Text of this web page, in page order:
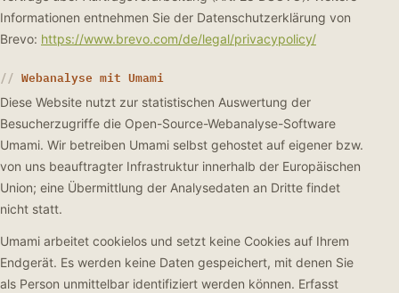
Informationen entnehmen Sie der Datenschutzerklärung von
Brevo: https://www.brevo.com/de/legal/privacypolicy/
Webanalyse mit Umami
Diese Website nutzt zur statistischen Auswertung der
Besucherzugriffe die Open-Source-Webanalyse-Software
Umami. Wir betreiben Umami selbst gehostet auf eigener bzw.
von uns beauftragter Infrastruktur innerhalb der Europäischen
Union; eine Übermittlung der Analysedaten an Dritte findet
nicht statt.
Umami arbeitet cookielos und setzt keine Cookies auf Ihrem
Endgerät. Es werden keine Daten gespeichert, mit denen Sie
als Person unmittelbar identifiziert werden können. Erfasst